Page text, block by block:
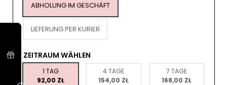
ABHOLUNG IM GESCHÄFT
LIEFERUNG PER KURIER
ZEITRAUM WÄHLEN
1 TAG
92,00 ZŁ
4 TAGE
154,00 ZŁ
7 TAGE
168,00 ZŁ